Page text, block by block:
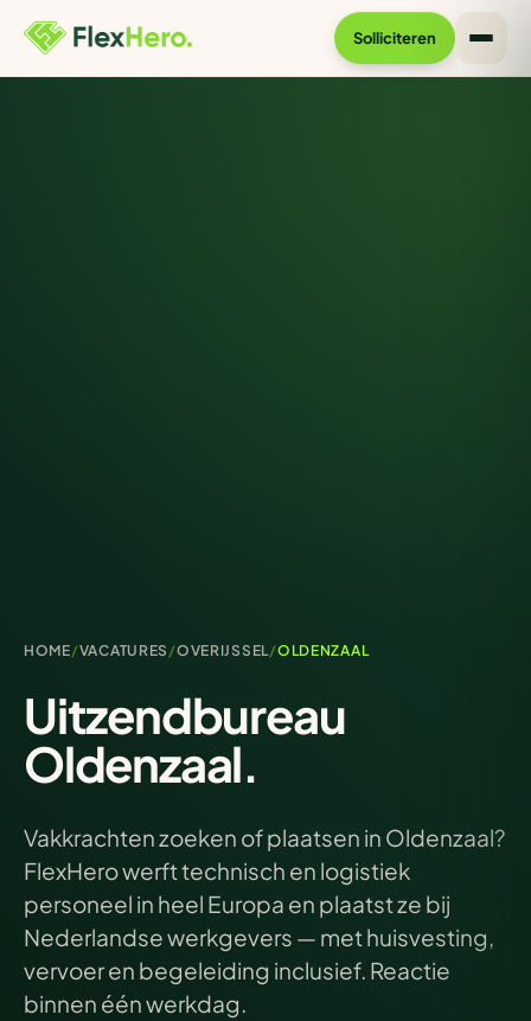
Solliciteren
HOME/VACATURES /OVERIJSSEL/OLDENZAAL
Uitzendbureau
Oldenzaal.
Vakkrachten zoeken of plaatsen in Oldenzaal?
FlexHero werft technisch en logistiek
personeel in heel Europa en plaatst ze bij
Nederlandse werkgevers — met huisvesting,
vervoer en begeleiding inclusief. Reactie
binnen één werkdag.